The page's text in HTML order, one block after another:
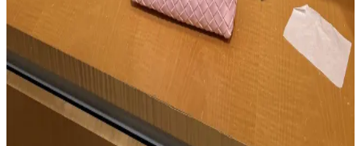
Desert Hills Lüks Outlet Alışveriş Rehberi:
Markalar, İndirimler ve Stratejiler
Desert Hills lüks outlet alışveriş rehberi, markaların ürün çeşitliliği,
indirim oranları ve alışveriş stratejileri hakkında detaylı bilgiler
sunar. Zamanlama ve mağaza ilişkileri alışveriş deneyimini iyileştirir.
Bottega Veneta Andiamo Çanta İncelemesi: Tasarım,
Kullanım ve Kullanıcı Deneyimleri